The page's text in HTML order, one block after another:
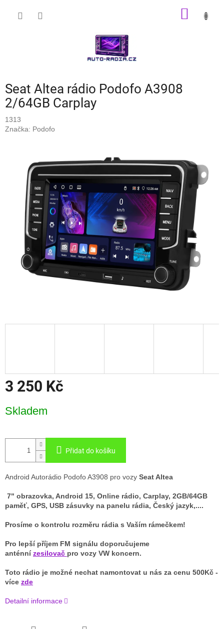
Seat Altea rádio Podofo A3908
2/64GB Carplay
1313
Značka: Podofo
3 250 Kč
cena:
Skladem
Přidat do košíku
Android Autorádio Podofo A3908 pro vozy Seat Altea
7" obrazovka, Android 15, Online rádio, Carplay, 2GB/64GB
paměť, GPS, USB zásuvky na panelu rádia, Český jazyk,....
Prosíme o kontrolu rozměru rádia s Vaším rámečkem!
Pro lepší příjem FM signálu doporučujeme
anténnízesilovač pro vozy VW koncern.
Toto rádio je možné nechat namontovat u nás za cenu 500Kč -
více zde
Detailní informace